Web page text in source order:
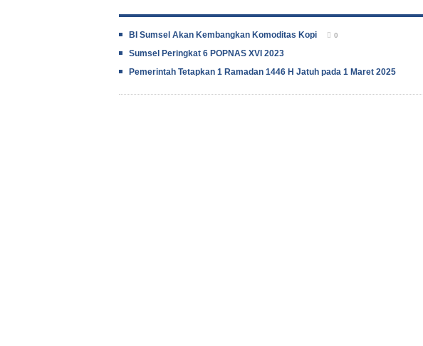
BI Sumsel Akan Kembangkan Komoditas Kopi 0
Sumsel Peringkat 6 POPNAS XVI 2023
Pemerintah Tetapkan 1 Ramadan 1446 H Jatuh pada 1 Maret 2025